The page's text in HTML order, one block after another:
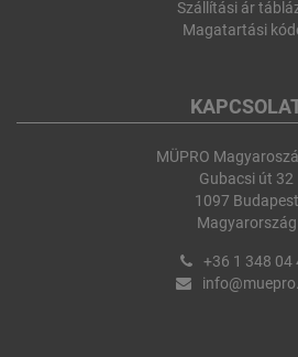
Szállítási ár
Magatartási
MÜPRO
Gubacsi út 32
1097 Budapest
Magyarország
+36 1 348 04